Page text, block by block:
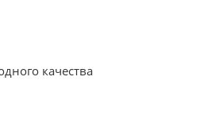
качества